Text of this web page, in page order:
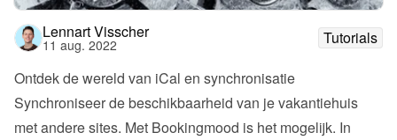
Lennart Visscher
11 aug. 2022
Tutorials
Ontdek de wereld van iCal en synchronisatie
Synchroniseer de beschikbaarheid van je vakantiehuis
met andere sites. Met Bookingmood is het mogelijk. In